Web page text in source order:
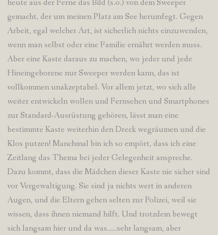
heute aus der Ferne das Bild (s.o.) von dem Sweeper
gemacht, der um meinen Platz am See herumfegt. Gegen
Arbeit, egal welcher Art, ist sicherlich nichts einzuwenden,
wenn man selbst oder eine Familie ernährt werden muss.
Aber eine Kaste daraus zu machen, wo jeder und jede
Hineingeborene nur Sweeper werden kann, das ist
vollkommen unakzeptabel. Vor allem jetzt, wo sich alle
weiter entwickeln wollen und Fernsehen und Smartphones
zur Standard-Ausrüstung gehören, lässt man eine
bestimmte Kaste weiterhin den Dreck wegräumen und die
Klos putzen! Manchmal bin ich so empört, dass ich eine
Zeitlang das Thema bei jeder Gelegenheit anspreche.
Dazu kommt, dass die Mädchen dieser Kaste nie sicher sind
vor Vergewaltigung. Sie sind ja nichts wert in anderen
Augen, und die Eltern gehen selten zur Polizei, weil sie
wissen, dass ihnen niemand hilft. Und trotzdem bewegt
sich langsam hier und da was…..sehr langsam, aber